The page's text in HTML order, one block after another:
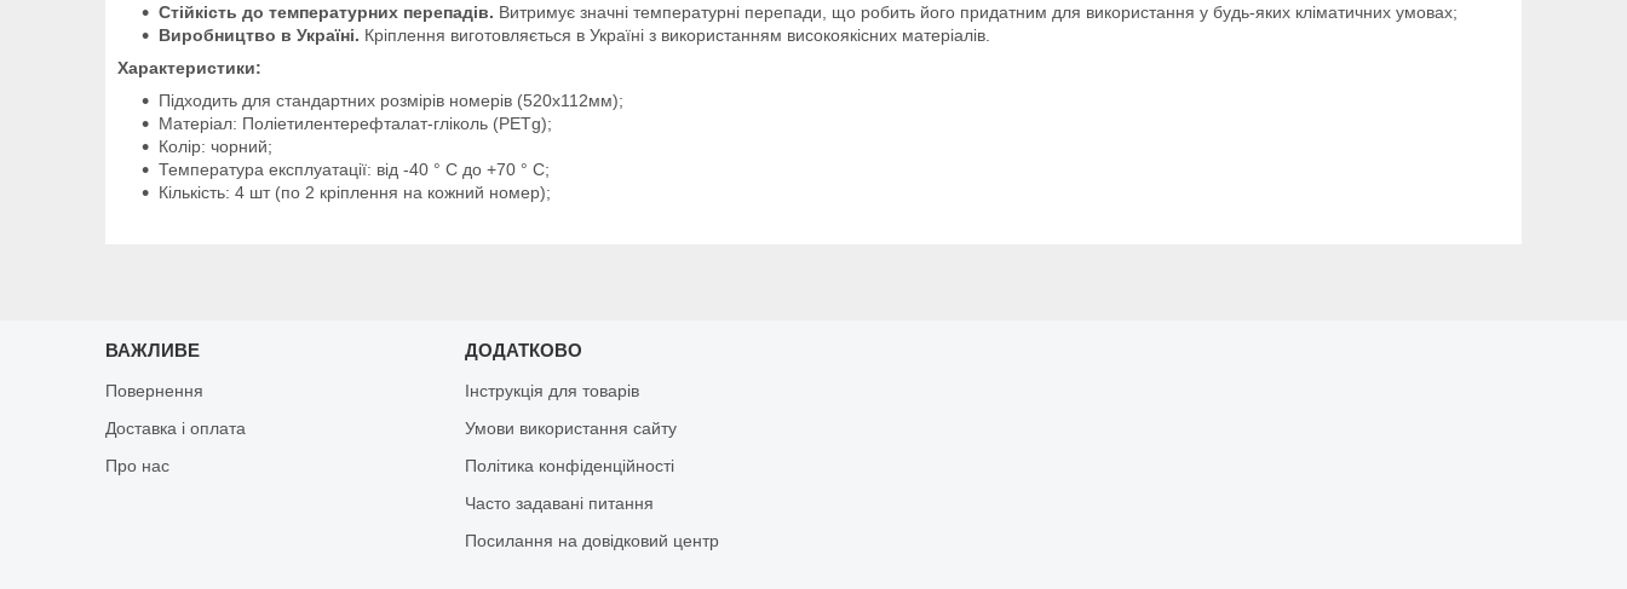
Стійкість до температурних перепадів. Витримує значні температурні перепади, що робить його придатним для використання у будь-яких кліматичних умовах;
Виробництво в Україні. Кріплення виготовляється в Україні з використанням високоякісних матеріалів.
Характеристики:
Підходить для стандартних розмірів номерів (520х112мм);
Матеріал: Поліетилентерефталат-гліколь (PETg);
Колір: чорний;
Температура експлуатації: від -40 ° С до +70 ° С;
Кількість: 4 шт (по 2 кріплення на кожний номер);
ВАЖЛИВЕ
Повернення
Доставка і оплата
Про нас
ДОДАТКОВО
Інструкція для товарів
Умови використання сайту
Політика конфіденційності
Часто задавані питання
Посилання на довідковий центр